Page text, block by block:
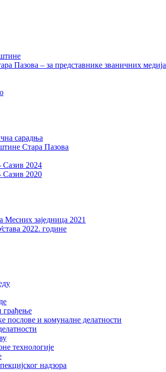
Пазова – за представнике званичних медија
сарадња
Стара Пазова
Сазив 2024
Сазив 2020
Месних заједница 2021
2022. године
грађење
послове и комуналне делатности
технологије
надзора